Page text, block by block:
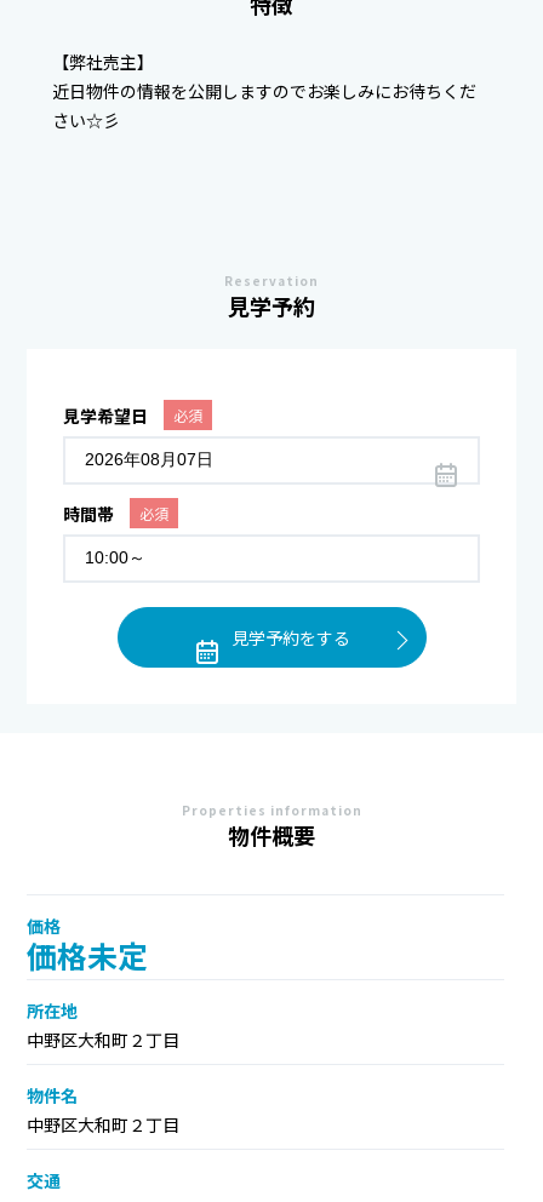
【弊社売主】
近日物件の情報を公開しますのでお楽しみにお待ちくだ
さい☆彡
Reservation
見学予約
見学希望日 必須
時間帯 必須
見学予約をする
Properties information
物件概要
価格
価格未定
所在地
中野区大和町２丁目
物件名
中野区大和町２丁目
交通